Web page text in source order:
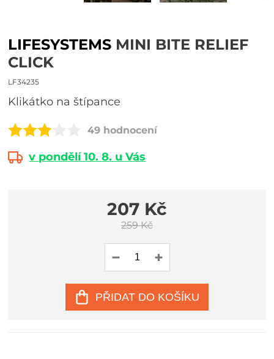
LIFESYSTEMS MINI BITE RELIEF
CLICK
LF34235
klikátko na štípance
49 hodnocení
v pondělí 10. 8. u Vás
207 Kč
259 Kč
PŘIDAT DO KOŠÍKU